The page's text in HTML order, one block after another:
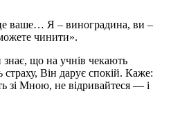
ваше… Я – виноградина, ви –
чинити».
що на учнів чекають
Він дарує спокій. Каже:
зі Мною, не відривайтеся — і